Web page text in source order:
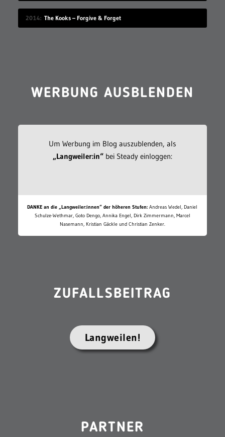
2014 The Kooks – Forgive & Forget
WERBUNG AUSBLENDEN
Um Werbung im Blog auszublenden, als
„Langweiler:in“bei Steady einloggen:
DANKE an die „Langweiler:innen“ der höheren Stufen: Andreas Wedel, Daniel
Schulze-Wethmar, Goto Dengo, Annika Engel, Dirk Zimmermann, Marcel
Nasemann, Kristian Gäckle und Christian Zenker.
ZUFALLSBEITRAG
Langweilen!
PARTNER